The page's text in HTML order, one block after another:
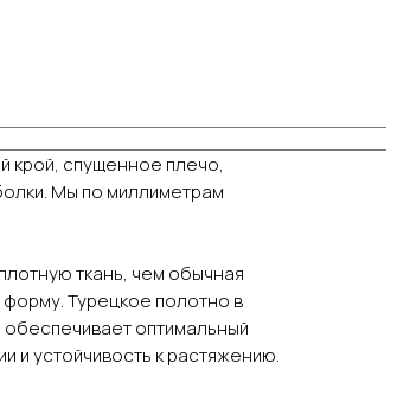
крой, спущенное плечо,
Мы по миллиметрам
ткань, чем обычная
Турецкое полотно в
обеспечивает оптимальный
и устойчивость к растяжению.